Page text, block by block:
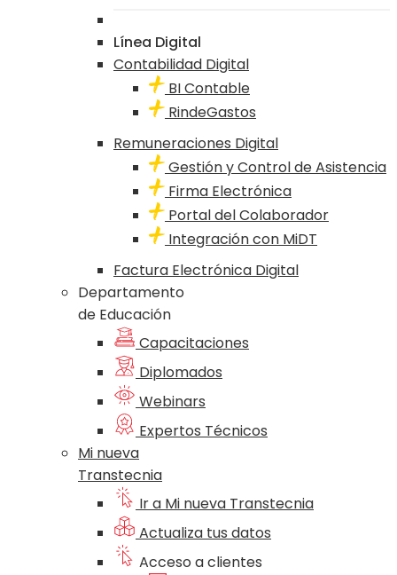
Línea Digital
Contabilidad Digital
BI Contable
RindeGastos
Remuneraciones Digital
Gestión y Control de Asistencia
Firma Electrónica
Portal del Colaborador
Integración con MiDT
Factura Electrónica Digital
Departamento
de Educación
Capacitaciones
Diplomados
Webinars
Expertos Técnicos
Mi nueva
Transtecnia
Ir a Mi nueva Transtecnia
Actualiza tus datos
Acceso a clientes